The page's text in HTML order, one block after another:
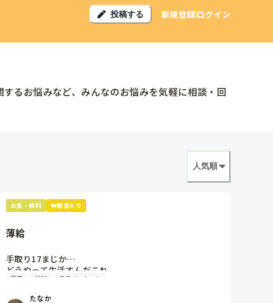
投稿する 新規登録ログイン
るお悩みなど、みんなのお悩みを気軽に相談・回
人気順
お金・給料 👑殿堂入り
薄給
手取り17まじか…
どうやって生活すんだこれ
介護士さすがに給料低すぎるでしょ
残業 給料 モチベーション
たなか